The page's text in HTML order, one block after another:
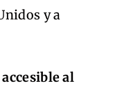
y a
al